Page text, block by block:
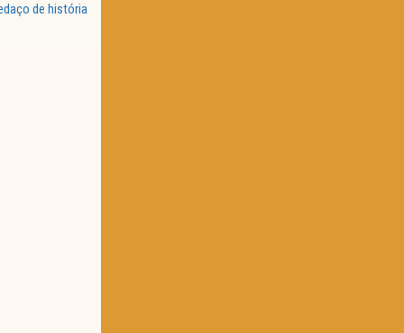
de história